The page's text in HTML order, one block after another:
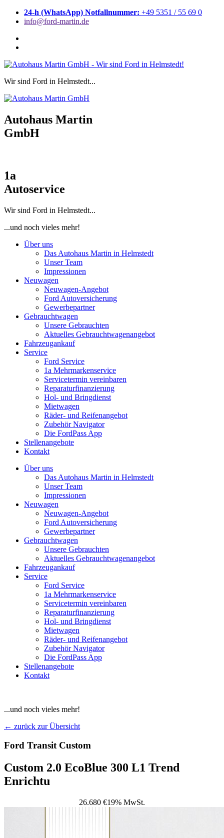
Zum
Inhalt
24-h (WhatsApp) Notfallnummer: +49 5351 / 55 69 0
info@ford-martin.de
Wir sind Ford in Helmstedt...
Autohaus Martin
GmbH
1a
Autoservice
Wir sind Ford in Helmstedt...
...und noch vieles mehr!
Über uns
Das Autohaus Martin in Helmstedt
Unser Team
Impressionen
Neuwagen
Neuwagen-Angebot
Ford Autoversicherung
Gewerbepartner
Gebrauchtwagen
Unsere Gebrauchten
Aktuelles Gebrauchtwagenangebot
Fahrzeugankauf
Service
Ford Service
1a Mehrmarkenservice
Servicetermin vereinbaren
Reparaturfinanzierung
Hol- und Bringdienst
Mietwagen
Räder- und Reifenangebot
Zubehör Navigator
Die FordPass App
Stellenangebote
Kontakt
Über uns
Das Autohaus Martin in Helmstedt
Unser Team
Impressionen
Neuwagen
Neuwagen-Angebot
Ford Autoversicherung
Gewerbepartner
Gebrauchtwagen
Unsere Gebrauchten
Aktuelles Gebrauchtwagenangebot
Fahrzeugankauf
Service
Ford Service
1a Mehrmarkenservice
Servicetermin vereinbaren
Reparaturfinanzierung
Hol- und Bringdienst
Mietwagen
Räder- und Reifenangebot
Zubehör Navigator
Die FordPass App
Stellenangebote
Kontakt
...und noch vieles mehr!
← zurück zur Übersicht
Ford Transit Custom
Custom 2.0 EcoBlue 300 L1 Trend
Enrichtu
26.680 €19% MwSt.